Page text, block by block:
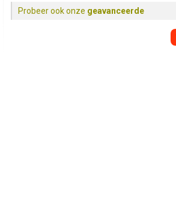
Probeer ook onze geavanceerde